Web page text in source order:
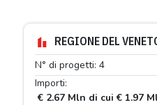
REGIONE DEL
N° di progetti: 4
Importi:
€ 2.67 Mln di cui € 1.97